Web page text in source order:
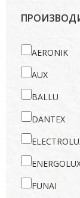
AERONIK
AUX
BALLU
DANTEX
FUNAI